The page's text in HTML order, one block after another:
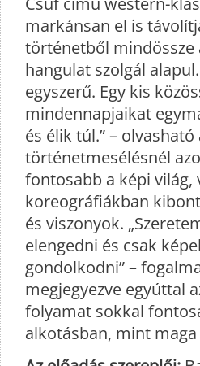
markánsan el is
történetből mindössze
hangulat szolgál
egyszerű. Egy kis
mindennapjaikat
és élik túl.” –
történetmesélésnél
fontosabb a képi világ,
koreográfiákban
és viszonyok.
elengedni és csak
gondolkodni” –
megjegyezve egyúttal
folyamat sokkal
alkotásban, mint